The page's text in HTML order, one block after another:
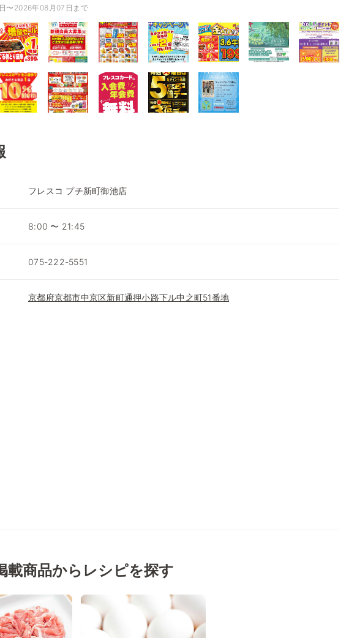
〜2026年08月07日まで
フレスコ プチ新町御池店
8:00 〜 21:45
075-222-5551
京都府京都市中京区新町通押小路下ル中之町51番地
載商品からレシピを探す